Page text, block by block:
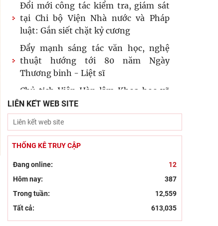
Đổi mới công tác kiểm tra, giám sát
tại Chi bộ Viện Nhà nước và Pháp
luật: Gắn siết chặt kỷ cương
Đẩy mạnh sáng tác văn học, nghệ
thuật hướng tới 80 năm Ngày
Thương binh - Liệt sĩ
Chủ tịch Viện Hàn lâm Khoa học xã
hội Việt Nam thăm và làm việc tại
Viện Khoa học Kinh tế và Xã hội
Dân chủ theo tư tưởng Hồ Chí Minh
và sự vận dụng tư tưởng Hồ Chí Minh
Khai mạc trưng bày “Kết nối truyền
thống, vững bước tương lai”
Kỷ niệm 96 năm Ngày truyền thống
ngành Tuyên giáo của Đảng (1/8/1930
LIÊN KẾT WEB SITE
THỐNG KÊ TRUY CẬP
Đang online:
12
Hôm nay:
387
Trong tuần:
12,559
Tất cả:
613,035